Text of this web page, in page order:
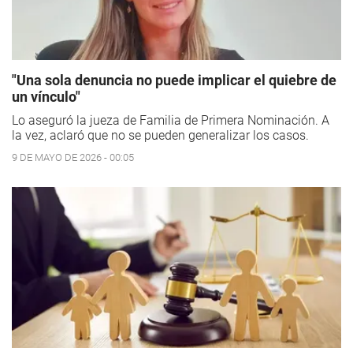
"Una sola denuncia no puede implicar el quiebre de
un vínculo"
Lo aseguró la jueza de Familia de Primera Nominación. A
la vez, aclaró que no se pueden generalizar los casos.
9 DE MAYO DE 2026 - 00:05